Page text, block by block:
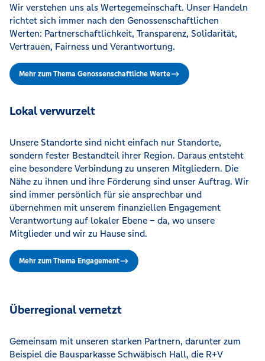
Wir verstehen uns als Wertegemeinschaft. Unser Handeln
richtet sich immer nach den Genossenschaftlichen
Werten: Partnerschaftlichkeit, Transparenz, Solidarität,
Vertrauen, Fairness und Verantwortung.
Mehr zum Thema Genossenschaftliche Werte
Lokal verwurzelt
Unsere Standorte sind nicht einfach nur Standorte,
sondern fester Bestandteil ihrer Region. Daraus entsteht
eine besondere Verbindung zu unseren Mitgliedern. Die
Nähe zu ihnen und ihre Förderung sind unser Auftrag. Wir
sind immer persönlich für sie ansprechbar und
übernehmen mit unserem finanziellen Engagement
Verantwortung auf lokaler Ebene – da, wo unsere
Mitglieder und wir zu Hause sind.
Mehr zum Thema Engagement
Überregional vernetzt
Gemeinsam mit unseren starken Partnern, darunter zum
Beispiel die Bausparkasse Schwäbisch Hall, die R+V